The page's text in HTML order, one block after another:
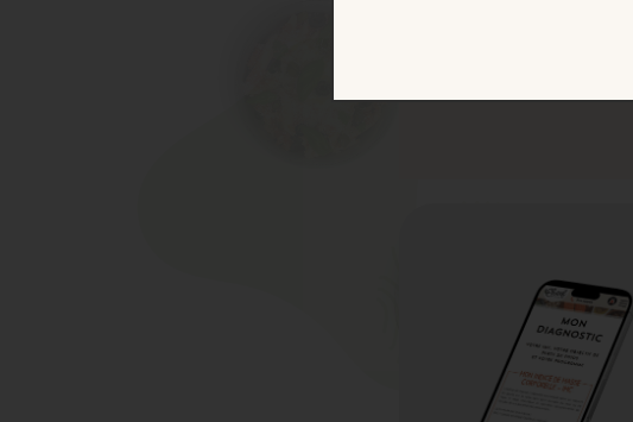
raisonnable de
prête en 2